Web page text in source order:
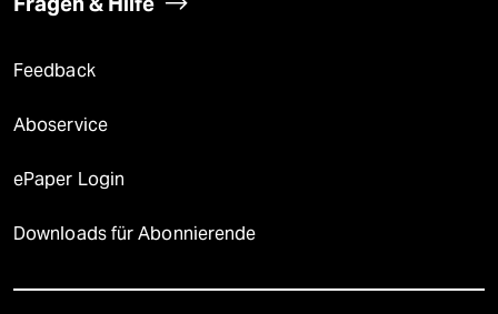
Feedback
Aboservice
ePaper Login
Downloads für Abonnierende